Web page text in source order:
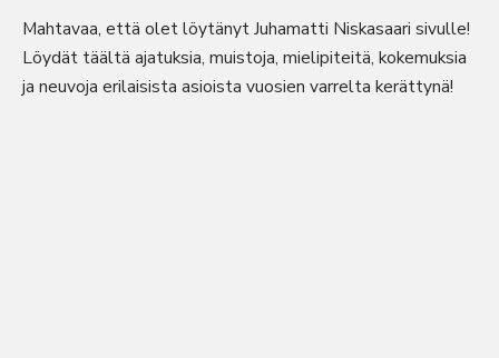
Mahtavaa, että olet löytänyt Juhamatti Niskasaari sivulle!
Löydät täältä ajatuksia, muistoja, mielipiteitä, kokemuksia
ja neuvoja erilaisista asioista vuosien varrelta kerättynä!